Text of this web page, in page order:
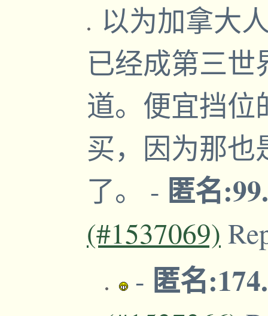
以为加拿大
已经成第三
道。便宜挡位
买，因为那也
了。 - 匿名
(#1537069)
- 匿名